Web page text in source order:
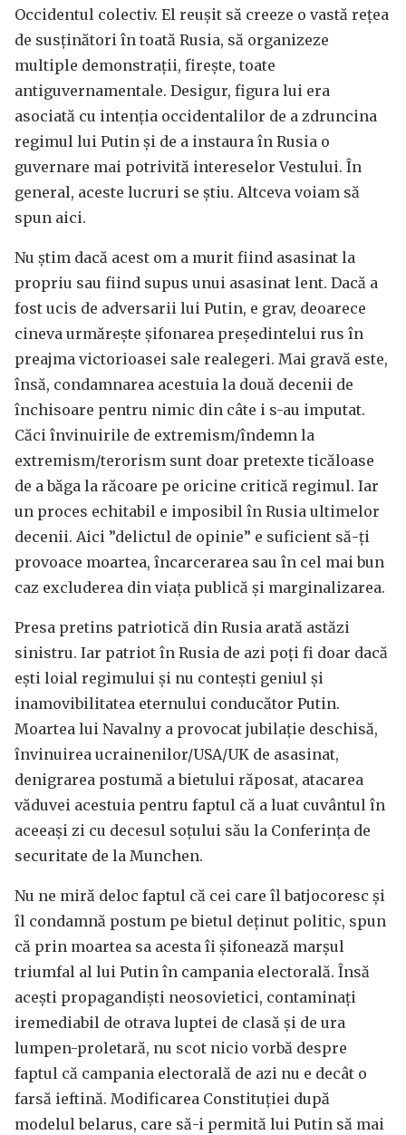
Occidentul colectiv. El reușit să creeze o vastă rețea
de susținători în toată Rusia, să organizeze
multiple demonstrații, firește, toate
antiguvernamentale. Desigur, figura lui era
asociată cu intenția occidentalilor de a zdruncina
regimul lui Putin și de a instaura în Rusia o
guvernare mai potrivită intereselor Vestului. În
general, aceste lucruri se știu. Altceva voiam să
spun aici.
Nu știm dacă acest om a murit fiind asasinat la
propriu sau fiind supus unui asasinat lent. Dacă a
fost ucis de adversarii lui Putin, e grav, deoarece
cineva urmărește șifonarea președintelui rus în
preajma victorioasei sale realegeri. Mai gravă este,
însă, condamnarea acestuia la două decenii de
închisoare pentru nimic din câte i s-au imputat.
Căci învinuirile de extremism/îndemn la
extremism/terorism sunt doar pretexte ticăloase
de a băga la răcoare pe oricine critică regimul. Iar
un proces echitabil e imposibil în Rusia ultimelor
decenii. Aici ”delictul de opinie” e suficient să-ți
provoace moartea, încarcerarea sau în cel mai bun
caz excluderea din viața publică și marginalizarea.
Presa pretins patriotică din Rusia arată astăzi
sinistru. Iar patriot în Rusia de azi poți fi doar dacă
ești loial regimului și nu contești geniul și
inamovibilitatea eternului conducător Putin.
Moartea lui Navalny a provocat jubilație deschisă,
învinuirea ucrainenilor/USA/UK de asasinat,
denigrarea postumă a bietului răposat, atacarea
văduvei acestuia pentru faptul că a luat cuvântul în
aceeași zi cu decesul soțului său la Conferința de
securitate de la Munchen.
Nu ne miră deloc faptul că cei care îl batjocoresc și
îl condamnă postum pe bietul deținut politic, spun
că prin moartea sa acesta îi șifonează marșul
triumfal al lui Putin în campania electorală. Însă
acești propagandiști neosovietici, contaminați
iremediabil de otrava luptei de clasă și de ura
lumpen-proletară, nu scot nicio vorbă despre
faptul că campania electorală de azi nu e decât o
farsă ieftină. Modificarea Constituției după
modelul belarus, care să-i permită lui Putin să mai